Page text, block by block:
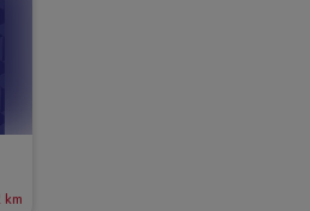
km